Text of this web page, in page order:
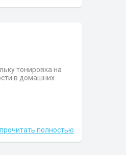
тонировка на
в домашних
прочитать полностью